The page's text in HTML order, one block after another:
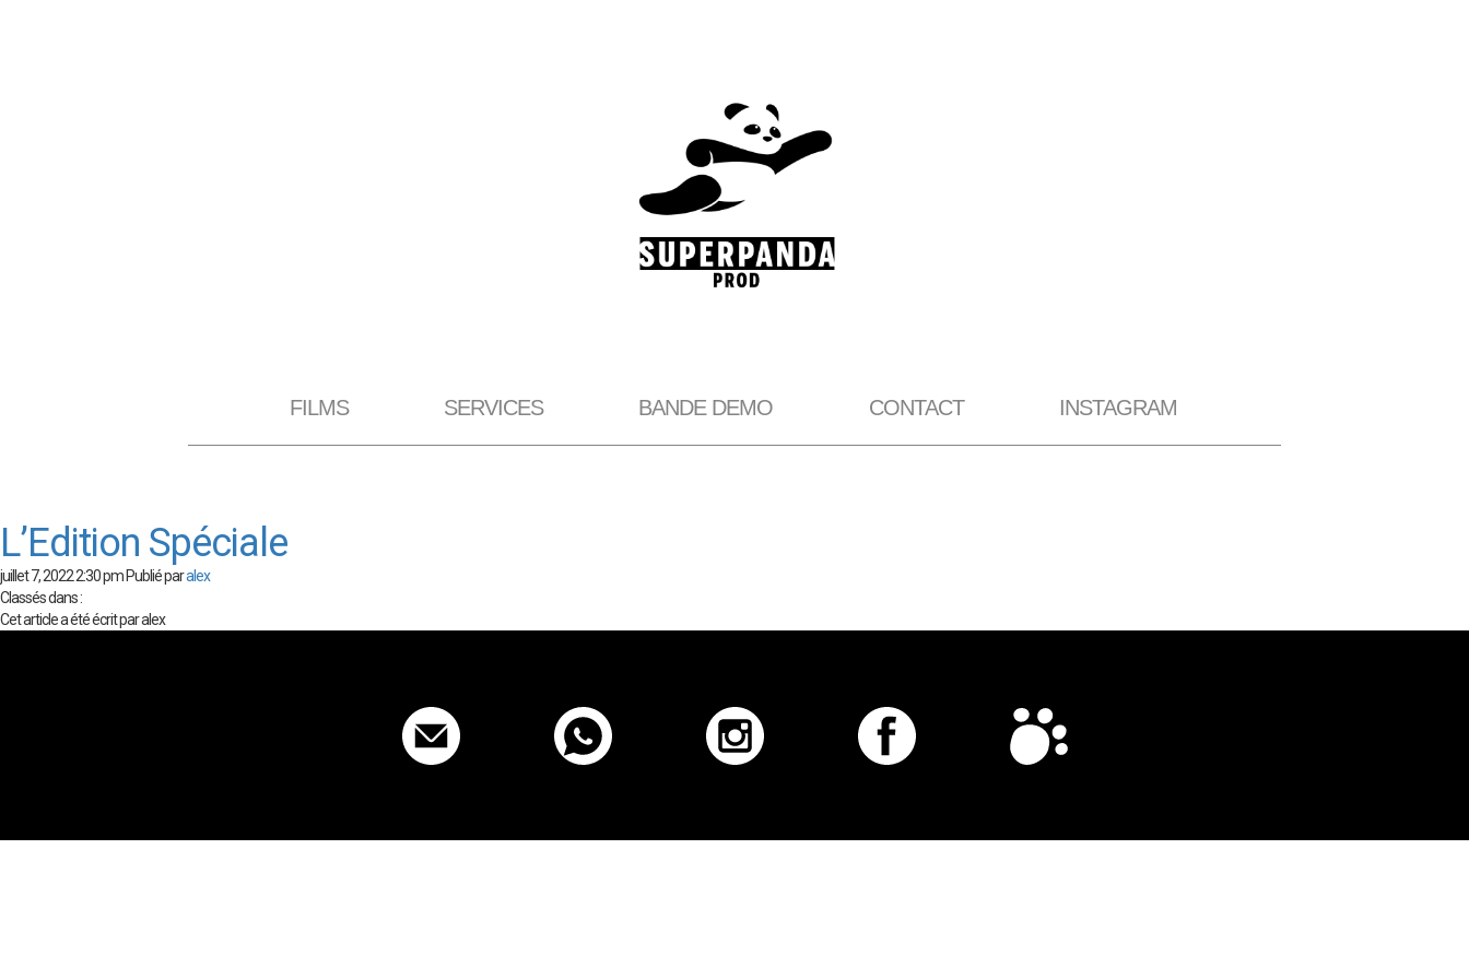
FILMS SERVICES BANDE DEMO CONTACT INSTAGRAM
L’Edition Spéciale
juillet 7, 2022 2:30 pm Publié paralex
Classés dans :
Cet article a été écrit par alex